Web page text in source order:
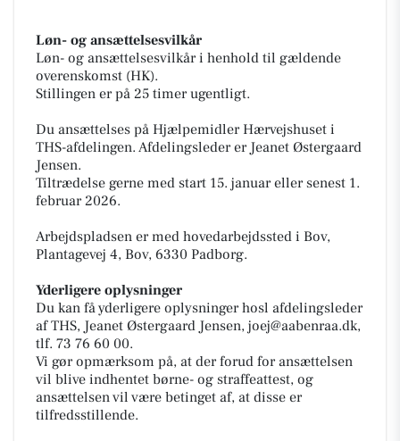
Løn- og ansættelsesvilkår
Løn- og ansættelsesvilkår i henhold til gældende
overenskomst (HK).
Stillingen er på 25 timer ugentligt.
Du ansættelses på Hjælpemidler Hærvejshuset i
THS-afdelingen. Afdelingsleder er Jeanet Østergaard
Jensen.
Tiltrædelse gerne med start 15. januar eller senest 1.
februar 2026.
Arbejdspladsen er med hovedarbejdssted i Bov,
Plantagevej 4, Bov, 6330 Padborg.
Yderligere oplysninger
Du kan få yderligere oplysninger hosl afdelingsleder
af THS, Jeanet Østergaard Jensen, joej@aabenraa.dk,
tlf. 73 76 60 00.
Vi gør opmærksom på, at der forud for ansættelsen
vil blive indhentet børne- og straffeattest, og
ansættelsen vil være betinget af, at disse er
tilfredsstillende.